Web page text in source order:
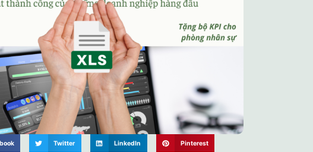
Twitter LinkedIn Pinterest